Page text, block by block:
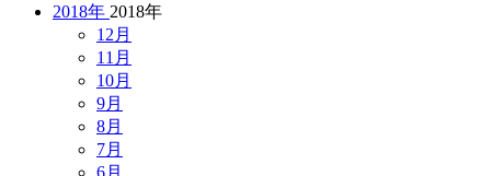
2018年 2018年
12月
11月
10月
9月
8月
7月